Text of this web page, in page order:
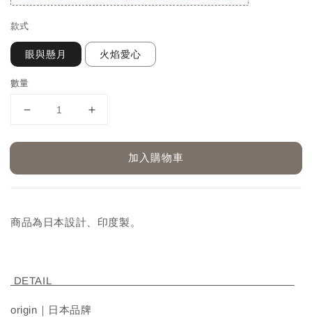
款式
眼與懸月 火焰愛心
數量
加入購物車
商品為日本設計、印度製。
DETAIL
origin｜日本品牌